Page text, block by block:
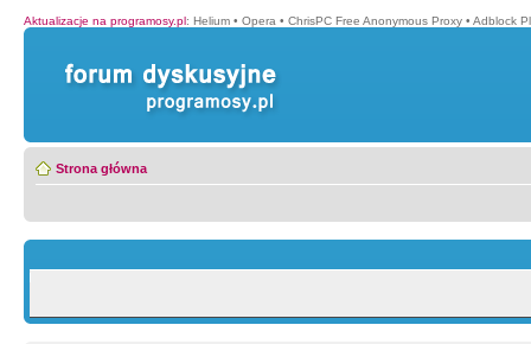
Aktualizacje na programosy.pl: Helium • Opera • ChrisPC Free Anonymous Proxy • Adblock
Strona główna